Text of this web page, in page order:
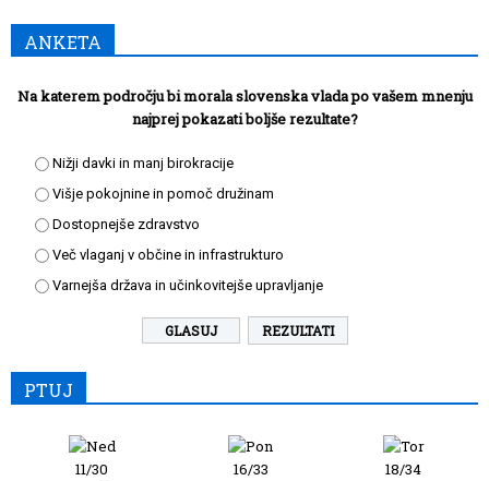
ANKETA
Na katerem področju bi morala slovenska vlada po vašem mnenju
najprej pokazati boljše rezultate?
Nižji davki in manj birokracije
Višje pokojnine in pomoč družinam
Dostopnejše zdravstvo
Več vlaganj v občine in infrastrukturo
Varnejša država in učinkovitejše upravljanje
REZULTATI
PTUJ
11/30
16/33
18/34